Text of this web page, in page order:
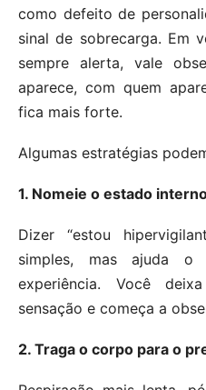
como defeito de
sinal de sobrecarga. Em
sempre alerta, vale
aparece, com quem
fica mais forte.
Algumas estratégias
1. Nomeie o estado
Dizer “estou
simples, mas ajuda
experiência. Você
sensação e começa a
2. Traga o corpo para o